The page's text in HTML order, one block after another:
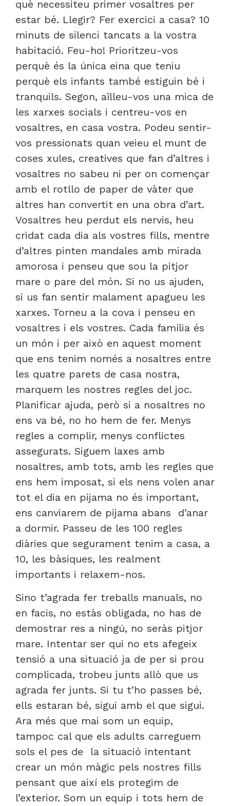
què necessiteu primer vosaltres per
estar bé. Llegir? Fer exercici a casa? 10
minuts de silenci tancats a la vostra
habitació. Feu-ho! Prioritzeu-vos
perquè és la única eina que teniu
perquè els infants també estiguin bé i
tranquils. Segon, aïlleu-vos una mica de
les xarxes socials i centreu-vos en
vosaltres, en casa vostra. Podeu sentir-
vos pressionats quan veieu el munt de
coses xules, creatives que fan d’altres i
vosaltres no sabeu ni per on començar
amb el rotllo de paper de vàter que
altres han convertit en una obra d’art.
Vosaltres heu perdut els nervis, heu
cridat cada dia als vostres fills, mentre
d’altres pinten mandales amb mirada
amorosa i penseu que sou la pitjor
mare o pare del món. Si no us ajuden,
si us fan sentir malament apagueu les
xarxes. Torneu a la cova i penseu en
vosaltres i els vostres. Cada família és
un món i per això en aquest moment
que ens tenim només a nosaltres entre
les quatre parets de casa nostra,
marquem les nostres regles del joc.
Planificar ajuda, però si a nosaltres no
ens va bé, no ho hem de fer. Menys
regles a complir, menys conflictes
assegurats. Siguem laxes amb
nosaltres, amb tots, amb les regles que
ens hem imposat, si els nens volen anar
tot el dia en pijama no és important,
ens canviarem de pijama abans d’anar
a dormir. Passeu de les 100 regles
diàries que segurament tenim a casa, a
10, les bàsiques, les realment
importants i relaxem-nos.
Sino t’agrada fer treballs manuals, no
en facis, no estàs obligada, no has de
demostrar res a ningú, no seràs pitjor
mare. Intentar ser qui no ets afegeix
tensió a una situació ja de per si prou
complicada, trobeu junts allò que us
agrada fer junts. Si tu t’ho passes bé,
ells estaran bé, sigui amb el que sigui.
Ara més que mai som un equip,
tampoc cal que els adults carreguem
sols el pes de la situació intentant
crear un món màgic pels nostres fills
pensant que així els protegim de
l’exterior. Som un equip i tots hem de